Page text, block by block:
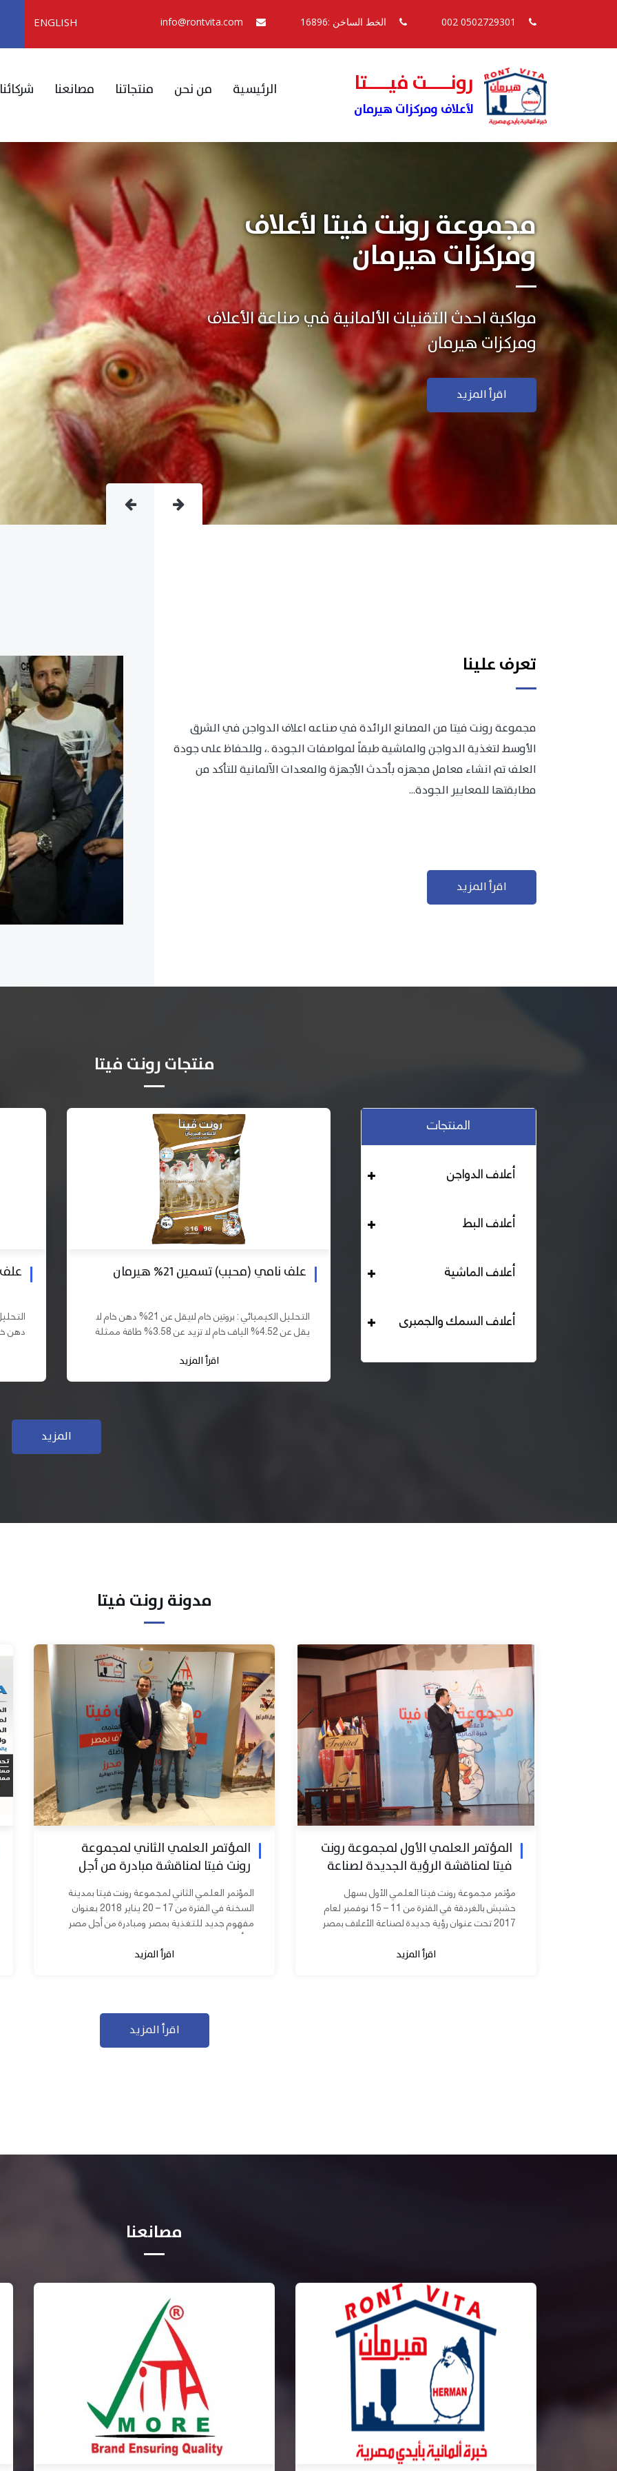
الخط الساخن :16896 ENGLISH
رونــــت فيــــتا
لأعلاف ومركزات هيرمان
الرئيسية من نحن منتجاتنا مصانعنا شركائنا
مجموعة رونت فيتا لأعلاف
ومركزات هيرمان
نستخدم التكنولوجيا الألمانية المتقدمة فى صناعة
منتجاتنا بجودة ودقة عالية
اقرأ المزيد
تعرف علينا
مجموعة رونت فيتا من المصانع الرائدة في صناعه اعلاف الدواجن في الشرق
الأوسط لتغذية الدواجن والماشية طبقاً لمواصفات الجودة .، وللحفاظ على جودة
العلف تم انشاء معامل مجهزه بأحدث الأجهزة والمعدات الآلمانية للتأكد من
مطابقتها للمعايير الجودة...
اقرأ المزيد
منتجات رونت فيتا
المنتجات
أعلاف الدواجن
أعلاف البط
أعلاف الماشية
أعلاف السمك والجمبرى
علف علف بادي نامي تسمين 19% هيرمان
التحليل الكيميائي : بروتين خام لايقل عن 19% دهن خام لا
يقل عن 10% الياف خام لا تزيد عن 3.70% طاقة ممثلة لا
اقرأ المزيد
علف دواجن بياض محبب 16% هيرمان
التحليل الكيميائي : بروتين خام لايقل عن 16% دهن خام لا
يقل عن 2,84% الياف خام لا تزيد عن 2.24% طاقة ممثلة
اقرأ المزيد
المزيد
مدونة رونت فيتا
المؤتمر العلمي الأول لمجموعة رونت
فيتا لمناقشة الرؤية الجديدة لصناعة
الأعلاف بمصر
مؤتمر مجموعة رونت فيتا العلمي الأول بسهل
حشيش بالغردقة في الفترة من 11 – 15 نوفمبر لعام
2017 تحت عنوان رؤية جديدة لصناعة الأعلاف بمصر
اقرأ المزيد
المؤتمر العلمي الثاني لمجموعة
رونت فيتا لمناقشة مبادرة من أجل
مصر ابدأ مشروعك
المؤتمر العلمي الثاني لمجموعة رونت فيتا بمدينة
السخنة في الفترة من 17 – 20 يناير 2018 بعنوان
مفهوم جديد للتغذية بمصر ومبادرة من أجل مصر
ابدأ مشروعك بحضور عدد كبير من...
اقرأ المزيد
اقرأ المزيد
مصانعنا